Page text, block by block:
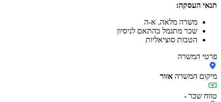
תנאי העסקה:
משרה מלאה, א-ה
שכר מתגמל בהתאם לניסיון
הטבות סוציאליות
פרטי המשרה
מיקום המשרה אזור
טווח שכר -